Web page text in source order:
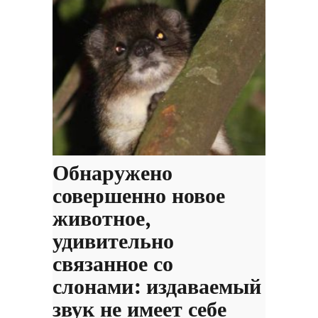
Обнаружено
совершенно новое
животное,
удивительно
связанное со
слонами: издаваемый
звук не имеет себе